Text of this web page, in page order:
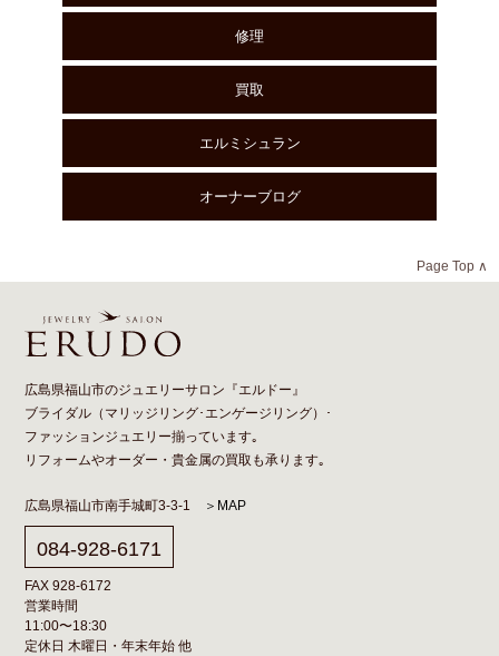
修理
買取
エルミシュラン
オーナーブログ
Page Top ∧
広島県福山市のジュエリーサロン『エルドー』
ブライダル（ マリッジリング･ エンゲージリング）･
ファッションジュエリー揃っています｡
リフォームやオーダー ・貴金属の買取も承ります｡
広島県福山市南手城町3-3-1 ＞MAP
084-928-6171
FAX 928-6172
営業時間
11:00〜18:30
定休日 木曜日・年末年始 他